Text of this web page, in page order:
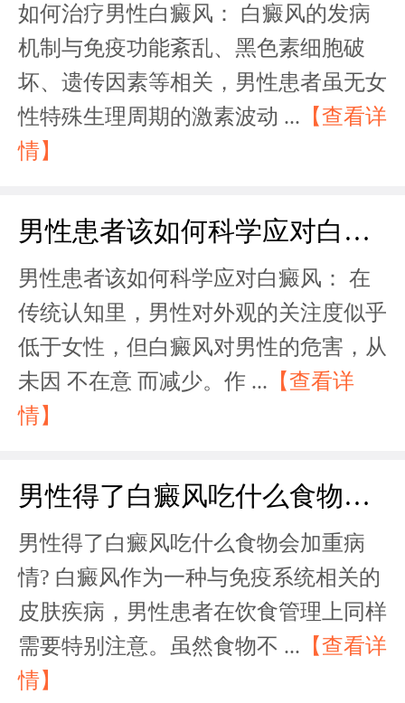
如何治疗男性白癜风： 白癜风的发病
机制与免疫功能紊乱、黑色素细胞破
坏、遗传因素等相关，男性患者虽无女
性特殊生理周期的激素波动 ... 【查看详
情】
男性患者该如何科学应对白癜风？
男性患者该如何科学应对白癜风： 在
传统认知里，男性对外观的关注度似乎
低于女性，但白癜风对男性的危害，从
未因 不在意 而减少。作 ... 【查看详
情】
男性得了白癜风吃什么食物会加重病情？
男性得了白癜风吃什么食物会加重病
情? 白癜风作为一种与免疫系统相关的
皮肤疾病，男性患者在饮食管理上同样
需要特别注意。虽然食物不 ... 【查看详
情】